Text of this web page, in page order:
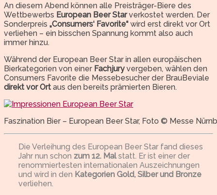
An diesem Abend können alle Preisträger-Biere des
Wettbewerbs European Beer Starverkostet werden. Der
Sonderpreis „Consumers‘ Favorite“ wird erst direkt vor Ort
verliehen – ein bisschen Spannung kommt also auch
immer hinzu.
Während der European Beer Star in allen europäischen
Bierkategorien von einer Fachjuryvergeben, wählen den
Consumers Favorite die Messebesucher der BrauBeviale
direkt vor Ort aus den bereits prämierten Bieren.
Faszination Bier – European Beer Star, Foto © Messe
Die Verleihung des European Beer Star fand dieses
Jahr nun schon zum 12. Malstatt. Er ist einer der
renommiertesten internationalen Auszeichnungen
und wird in den Kategorien Gold, Silber und Bronze
verliehen.